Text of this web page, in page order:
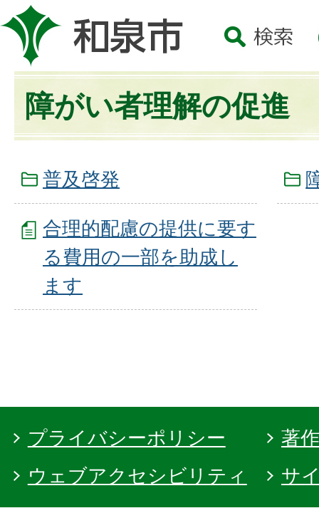
障がい者理解の促進
普及啓発
合理的配慮の提供に要す
る費用の一部を助成し
ます
プライバシーポリシー
著
ウェブアクセシビリティ
サ